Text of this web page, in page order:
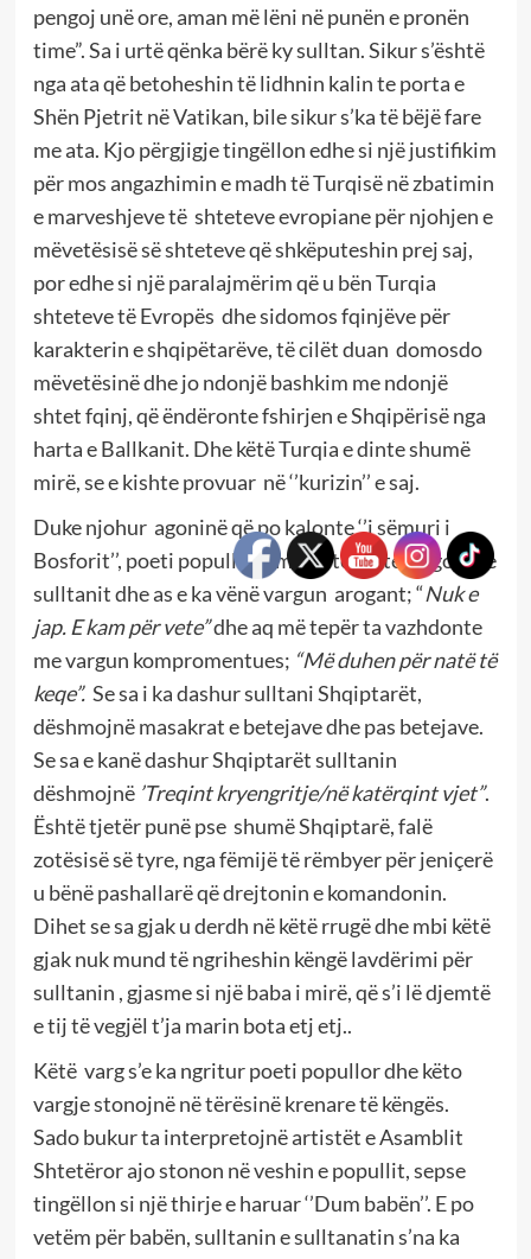
pengoj unë ore, aman më lëni në punën e pronën
time”. Sa i urtë qënka bërë ky sulltan. Sikur s’është
nga ata që betoheshin të lidhnin kalin te porta e
Shën Pjetrit në Vatikan, bile sikur s’ka të bëjë fare
me ata. Kjo përgjigje tingëllon edhe si një justifikim
për mos angazhimin e madh të Turqisë në zbatimin
e marveshjeve të shteteve evropiane për njohjen e
mëvetësisë së shteteve që shkëputeshin prej saj,
por edhe si një paralajmërim që u bën Turqia
shteteve të Evropës dhe sidomos fqinjëve për
karakterin e shqipëtarëve, të cilët duan domosdo
mëvetësinë dhe jo ndonjë bashkim me ndonjë
shtet fqinj, që ëndëronte fshirjen e Shqipërisë nga
harta e Ballkanit. Dhe këtë Turqia e dinte shumë
mirë, se e kishte provuar në ‘’kurizin’’ e saj.
Duke njohur agoninë që po kalonte ‘’i sëmuri i
Bosforit’’, poeti popullor s’mund të vinte në gojën e
sulltanit dhe as e ka vënë vargun arogant; “Nuk e
jap. E kam për vete”dhe aq më tepër ta vazhdonte
me vargun kompromentues; “Më duhen për natë të
keqe”.Se sa i ka dashur sulltani Shqiptarët,
dëshmojnë masakrat e betejave dhe pas betejave.
Se sa e kanë dashur Shqiptarët sulltanin
dëshmojnë ’Treqint kryengritje/në katërqint vjet”.
Është tjetër punë pse shumë Shqiptarë, falë
zotësisë së tyre, nga fëmijë të rëmbyer për jeniçerë
u bënë pashallarë që drejtonin e komandonin.
Dihet se sa gjak u derdh në këtë rrugë dhe mbi këtë
gjak nuk mund të ngriheshin këngë lavdërimi për
sulltanin , gjasme si një baba i mirë, që s’i lë djemtë
e tij të vegjël t’ja marin bota etj etj..
Këtë varg s’e ka ngritur poeti popullor dhe këto
vargje stonojnë në tërësinë krenare të këngës.
Sado bukur ta interpretojnë artistët e Asamblit
Shtetëror ajo stonon në veshin e popullit, sepse
tingëllon si një thirje e haruar ‘’Dum babën’’. E po
vetëm për babën, sulltanin e sulltanatin s’na ka